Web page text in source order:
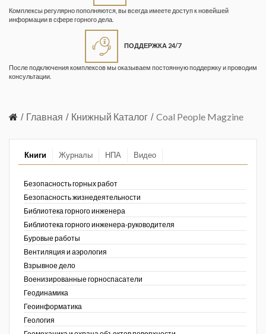
Комплексы регулярно пополняются, вы всегда имеете доступ к новейшей
информации в сфере горного дела.
ПОДДЕРЖКА 24/7
После подключения комплексов мы оказываем постоянную поддержку и проводим
консультации.
Главная Книжный Каталог Coal People Magzine
Книги Журналы НПА Видео
Безопасность горных работ
Безопасность жизнедеятельности
Библиотека горного инженера
Библиотека горного инженера-руководителя
Буровые работы
Вентиляция и аэрология
Взрывное дело
Военизированные горноспасатели
Геодинамика
Геоинформатика
Геология
безопасность»
Информационный бюллетень
атомному надзору
Маркшейдерия и недропользование
Медицина катастроф
Минеральные ресурсы России
Нефтегазовые технологии
Нефтегазовая вертикаль